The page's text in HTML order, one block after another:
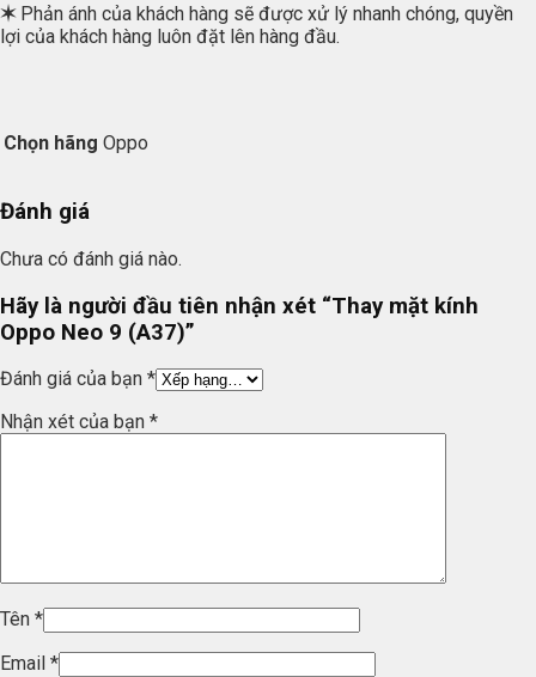
✶ Phản ánh của khách hàng sẽ được xử lý nhanh chóng, quyền
lợi của khách hàng luôn đặt lên hàng đầu.
Chọn hãng Oppo
Đánh giá
Chưa có đánh giá nào.
Hãy là người đầu tiên nhận xét “Thay mặt kính
Oppo Neo 9 (A37)”
Đánh giá của bạn *
Nhận xét của bạn *
Tên *
Email *